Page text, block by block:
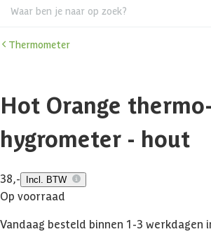
Waar ben je naar op zoek?
Thermometer
Hot Orange thermo-
hygrometer - hout
38,- Incl. BTW
Op voorraad
Vandaag besteld binnen 1-3 werkdagen